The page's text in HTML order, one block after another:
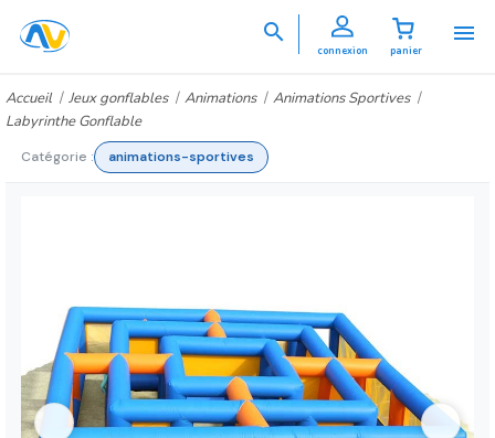

panier
connexion

Accueil Jeux gonflables Animations
Animations Sportives
Labyrinthe Gonflable
Catégorie : animations-sportives